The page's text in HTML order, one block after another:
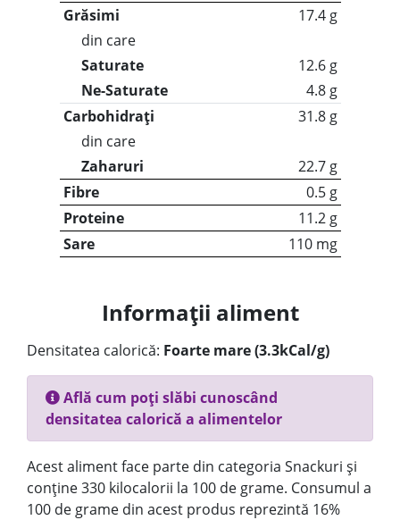
Grăsimi
17.4 g
din care
Saturate
12.6 g
Ne-Saturate
4.8 g
Carbohidrați
31.8 g
din care
Zaharuri
22.7 g
Fibre
0.5 g
Proteine
11.2 g
Sare
110 mg
Informații aliment
Densitatea calorică: Foarte mare (3.3kCal/g)
Află cum poți slăbi cunoscând
densitatea calorică a alimentelor
Acest aliment face parte din categoria Snackuri și
conține 330 kilocalorii la 100 de grame. Consumul a
100 de grame din acest produs reprezintă 16%